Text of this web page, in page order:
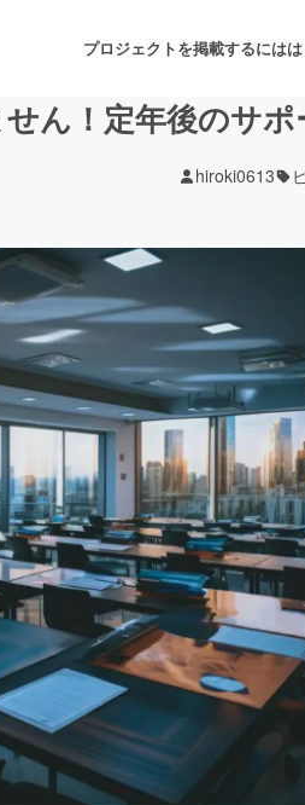
プロジェクトを掲載するには
音楽
ゲーム・サービス開発
書籍・雑誌出版
チャレンジ
CAMPFIRE for Social
CAMPFIREふるさと納税
ん！定年後のサ
hiroki0613